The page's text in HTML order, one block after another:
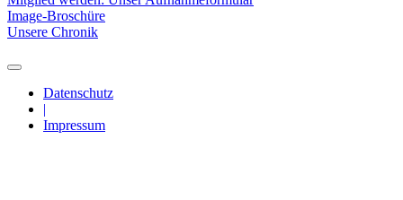
Image-Broschüre
Unsere Chronik
Datenschutz
|
Impressum